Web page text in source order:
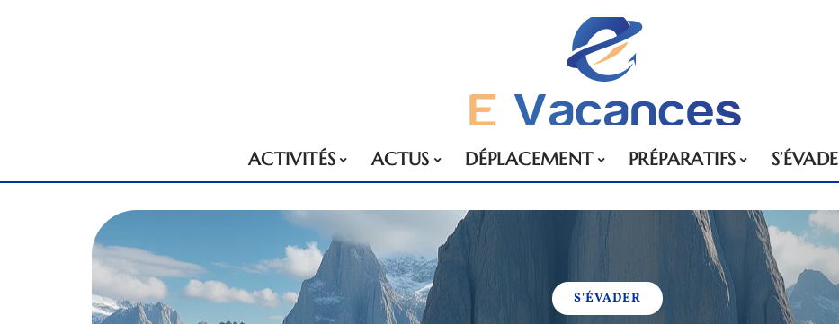
ACTIVITÉS ACTUS DÉPLACEMENT PRÉPARATIFS
S'ÉVADER